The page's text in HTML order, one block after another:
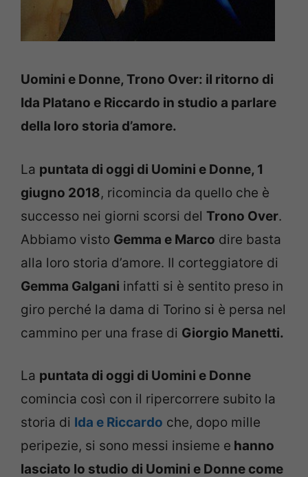
Uomini e Donne, Trono Over: il ritorno di
Ida Platano e Riccardo in studio a parlare
della loro storia d’amore.
La puntata di oggi di Uomini e Donne, 1
giugno 2018, ricomincia da quello che è
successo nei giorni scorsi del Trono Over.
Abbiamo visto Gemma e Marco dire basta
alla loro storia d’amore. Il corteggiatore di
Gemma Galgani infatti si è sentito preso in
giro perché la dama di Torino si è persa nel
cammino per una frase di Giorgio Manetti.
La puntata di oggi di Uomini e Donne
comincia così con il ripercorrere subito la
storia di Ida e Riccardo che, dopo mille
peripezie, si sono messi insieme e hanno
lasciato lo studio di Uomini e Donne come